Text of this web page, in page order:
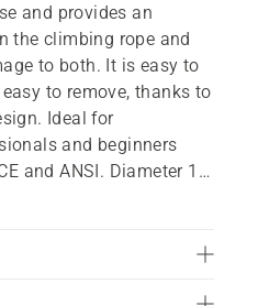
and provides an
the climbing rope and
to both. It is easy to
to remove, thanks to
Ideal for
and beginners
and ANSI. Diameter 12